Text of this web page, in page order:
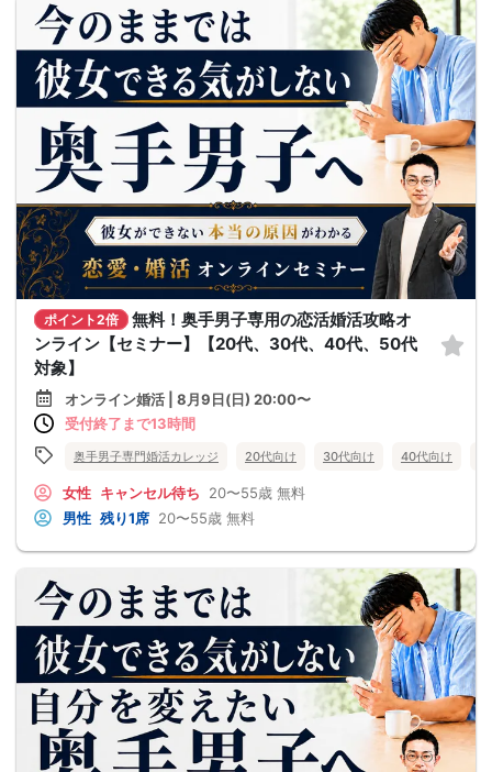
ポイント2倍
無料！奥手男子専用の恋活婚活攻略オ
ンライン【セミナー】【20代、30代、40代、50代
対象】
オンライン婚活 | 8月9日(日) 20:00〜
受付終了まで13時間
奥手男子専門婚活カレッジ 20代向け 30代向け 40代向け
女性 キャンセル待ち 20〜55歳 無料
男性 残り1席 20〜55歳 無料